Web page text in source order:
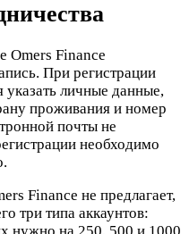
Omers Finance
При регистрации
личные данные,
проживания и номер
почты не
необходимо
Finance не предлагает,
три типа аккаунтов: